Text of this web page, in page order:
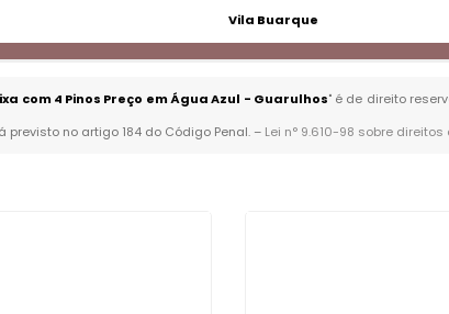
Vila Buarque
com 4 Pinos Preço em Água Azul - Guarulhos" é de direito
previsto no artigo 184 do Código Penal. – Lei n° 9.610-98 sobre